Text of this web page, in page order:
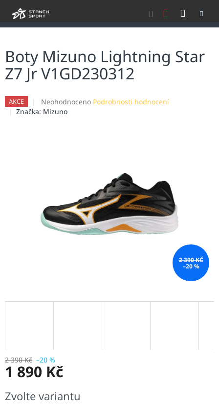
Boty Mizuno Lightning Star
Z7 Jr V1GD230312
AKCE
Průměrné
hodnocení
Neohodnoceno Podrobnosti hodnocení
Značka: Mizuno
2 390 KČ
–20 %
2 390 Kč –20 %
1 890 Kč
cena:
Zvolte variantu